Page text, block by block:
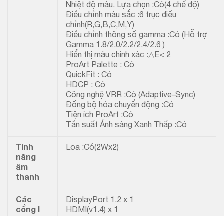
Nhiệt độ màu. Lựa chọn :Có(4 chế độ)
Điều chỉnh màu sắc :6 trục điều
chỉnh(R,G,B,C,M,Y)
Điều chỉnh thông số gamma :Có (Hỗ trợ
Gamma 1.8/2.0/2.2/2.4/2.6 )
Hiển thị màu chính xác :△E< 2
ProArt Palette : Có
QuickFit : Có
HDCP : Có
Công nghệ VRR :Có (Adaptive-Sync)
Đồng bộ hóa chuyển động :Có
Tiện ích ProArt :Có
Tần suất Ánh sáng Xanh Thấp :Có
Tính
năng
âm
thanh
Loa :Có(2Wx2)
Các
cổng I
DisplayPort 1.2 x 1
HDMI(v1.4) x 1